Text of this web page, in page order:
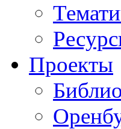
Проекты